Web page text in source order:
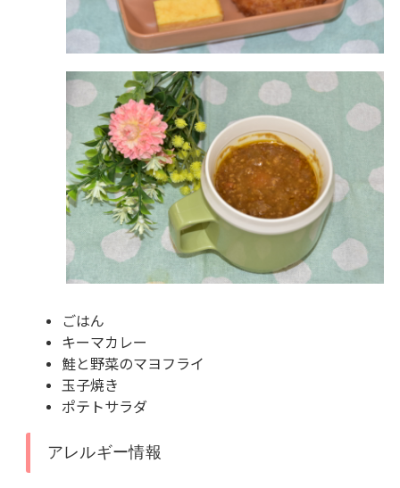
ごはん
キーマカレー
鮭と野菜のマヨフライ
玉子焼き
ポテトサラダ
アレルギー情報